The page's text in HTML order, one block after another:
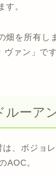
す。
畑を所有し
ァン」です
ルーア
、ボジョ
AOC。